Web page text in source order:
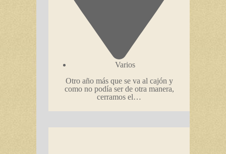
Varios
Otro año más que se va al cajón y
como no podía ser de otra manera,
cerramos el…